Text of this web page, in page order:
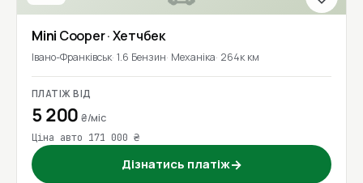
Mini Cooper· Хетчбек
Івано-Франківськ 1.6 Бензин Механіка 264к км
ПЛАТІЖ ВІД
5 200₴/міс
Ціна авто 171 000 ₴
Дізнатись платіж→